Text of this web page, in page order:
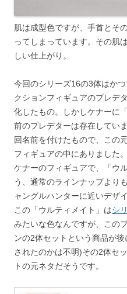
肌は成型色ですが、手首とそ
ってしまっています。その肌
しい仕上がり。
今回のシリーズ16の3体はか
クションフィギュアのプレデ
化したもの。しかしケナーに
前のプレデターは存在してい
回名前を付けたもので、この
フィギュアの中にありました。
ケナーのフィギュアで、「ウ
う、通常のラインナップより
ャングルハンターに近いデザ
この「ウルティメイト」はシ
みたいな色なんですが、この
ンの2体セットという商品が
されたのかは不明)その2体セ
トの元ネタだそうです。